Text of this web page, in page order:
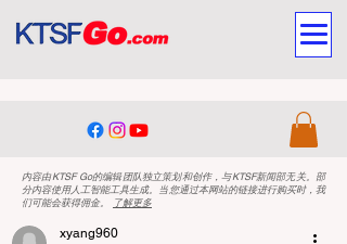
内容由KTSF Go的编辑团队独立策划和创作，与KTSF新闻部无关。部
分内容使用人工智能工具生成。当您通过本网站的链接进行购买时，我
们可能会获得佣金。
了解更多
xyang960